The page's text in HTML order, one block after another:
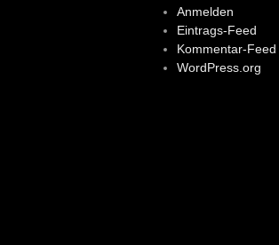
Anmelden
Eintrags-Feed
Kommentar-Feed
WordPress.org